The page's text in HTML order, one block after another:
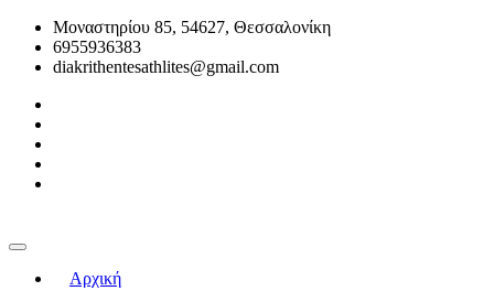
Μοναστηρίου 85, 54627, Θεσσαλονίκη
6955936383
diakrithentesathlites@gmail.com
Αρχική